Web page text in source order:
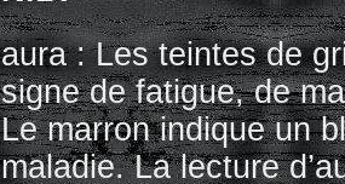
aura : Les teintes de
signe de fatigue, de
Le marron indique un
maladie. La lecture